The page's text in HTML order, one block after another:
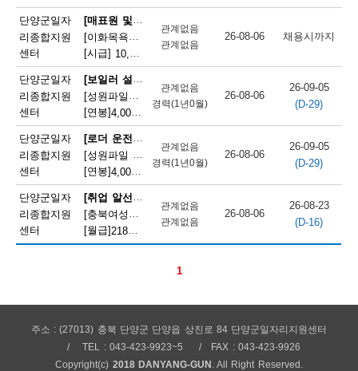
단양군일자
리종합지원
센터
[매표원 및 복권 판매원]
[이화목욕탕찜질방] 이화파크텔 카운터 직원 모집
[시급] 10,320원 |
관계없음
관계없음
26-08-06 채용시까지
단양군일자
리종합지원
센터
[보일러 설치 및 정비원]
[성원파일주식회사]공장 보일러기사 채용 (에너지자격 우대 / 정규직)
[연봉]4,000만원 충청북도 단양군 매포읍 단양산업단지2로 47
관계없음
경력(1년0월)
26-08-06
26-09-05
(D-29)
단양군일자
리종합지원
센터
[로더 운전원(페이로더 운전원)]
[성원파일 주식회사] 로더기사 운전원 채용(자격증소지자/ 정규직)
[연봉]4,000만원 충청북도 단양군 매포읍 단양산업단지2로 47
관계없음
경력(1년0월)
26-08-06
26-09-05
(D-29)
단양군일자
리종합지원
센터
[취업 알선원]
[충북여성새로일하기지원본부] 직원채용(단양)
[월급] 218만원
관계없음
관계없음
26-08-06
26-08-23
(D-16)
1
채
용
정
보
오
늘
마
감
되
용
정
주소 : (27013) 충북 단양군 단양읍 상진로 84 단양군일자리지원센터
TEL : 043-423-9923~5
FAX : 043-423-9926
Copyright(c) 2018 DANYANG-GUN . All Right Reserved.